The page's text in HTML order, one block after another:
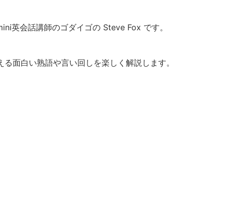
英会話講師のゴダイゴの Steve Fox です。
る面白い熟語や言い回しを楽しく解説します。